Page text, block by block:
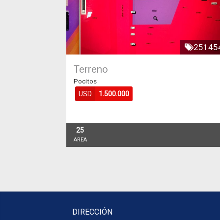
Terreno
Pocitos
USD 1.500.000
25
AREA
DIRECCIÓN